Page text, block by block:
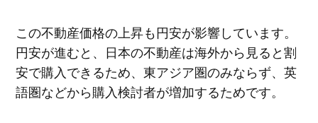
この不動産価格の上昇も円安が影響しています。
円安が進むと、日本の不動産は海外から見ると割
安で購入できるため、東アジア圏のみならず、英
語圏などから購入検討者が増加するためです。